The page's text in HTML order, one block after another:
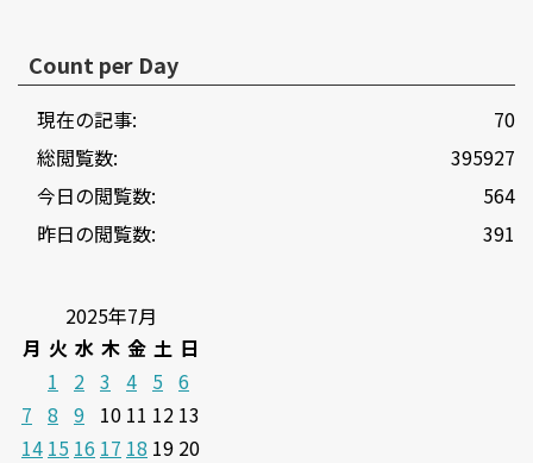
Count per Day
70
現在の記事:
395927
総閲覧数:
564
今日の閲覧数:
391
昨日の閲覧数:
2025年7月
月 火 水 木 金 土 日
1
2 3 4 5 6
7 8 9 10 11 12 13
14 15 16 17 18 19 20